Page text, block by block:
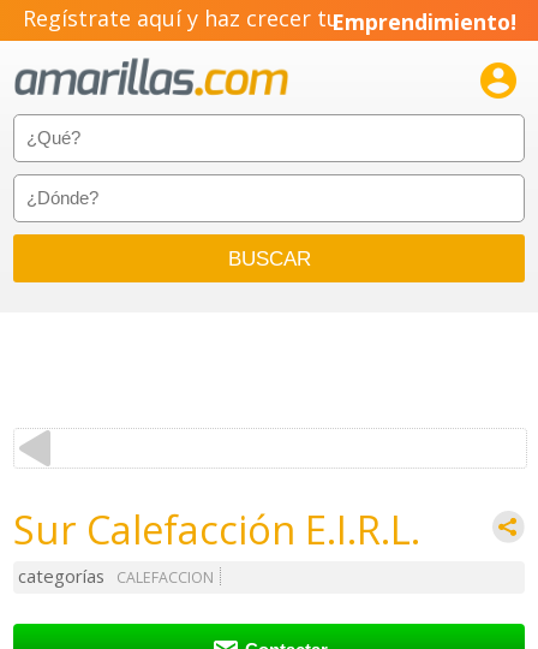
Regístrate aquí y haz crecer tuEmprendimiento!

Sur Calefacción E.I.R.L.
categorías CALEFACCION